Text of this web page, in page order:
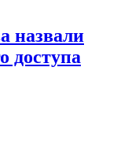
назвали
доступа